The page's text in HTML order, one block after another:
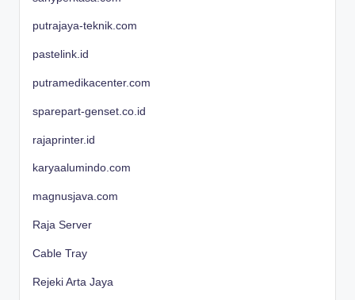
putrajaya-teknik.com
pastelink.id
putramedikacenter.com
sparepart-genset.co.id
rajaprinter.id
karyaalumindo.com
magnusjava.com
Raja Server
Cable Tray
Rejeki Arta Jaya